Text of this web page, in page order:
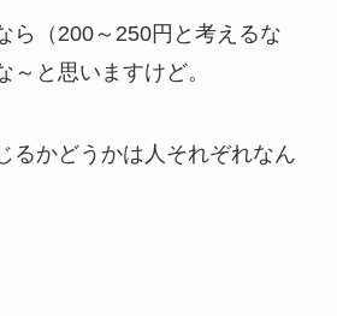
ら（200～250円と考えるな
～と思いますけど。
るかどうかは人それぞれなん